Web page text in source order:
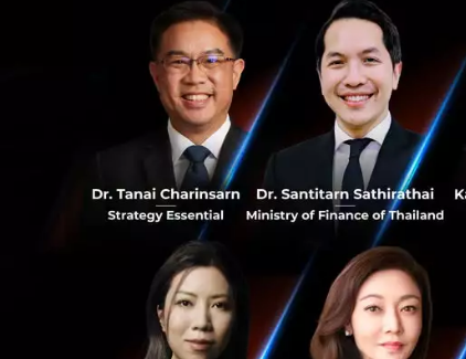
0
0
Dipify มุ่งเน้
ที่จะหาวิธีการ